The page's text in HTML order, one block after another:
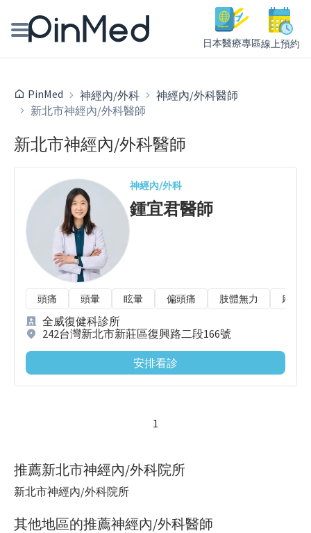
日本醫療專區線上預約
醫師專欄專訪
健康主題館
我是醫療人員
PinMed 神經內/外科
神經內/外科醫師
新北市神經內/外科醫師
新北市神經內/外科醫師
神經內/外科
鍾宜君醫師
頭痛 頭暈 眩暈 偏頭痛 肢體無力 麻木/
全威復健科診所
242台灣新北市新莊區復興路二段166號
安排看診
1
推薦新北市神經內/外科院所
新北市神經內/外科院所
其他地區的推薦神經內/外科醫師